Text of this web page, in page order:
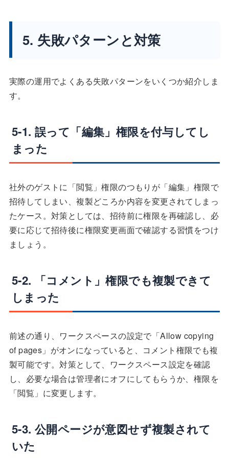
5. 失敗パターンと対策
実際の運用でよくある失敗パターンをいくつか紹介しま
す。
5-1. 誤って「編集」権限を付与してし
まった
社外のゲストに「閲覧」権限のつもりが「編集」権限で
招待してしまい、複製どころか内容を変更されてしまっ
たケース。対策としては、招待前に権限を再確認し、必
要に応じて招待後に権限変更画面で確認する習慣をつけ
ましょう。
5-2. 「コメント」権限でも複製できて
しまった
前述の通り、ワークスペースの設定で「Allow copying
of pages」がオンになっていると、コメント権限でも複
製可能です。対策として、ワークスペース設定を確認
し、必要な場合は管理者にオフにしてもらうか、権限を
「閲覧」に変更します。
5-3. 公開ページが意図せず複製されて
いた